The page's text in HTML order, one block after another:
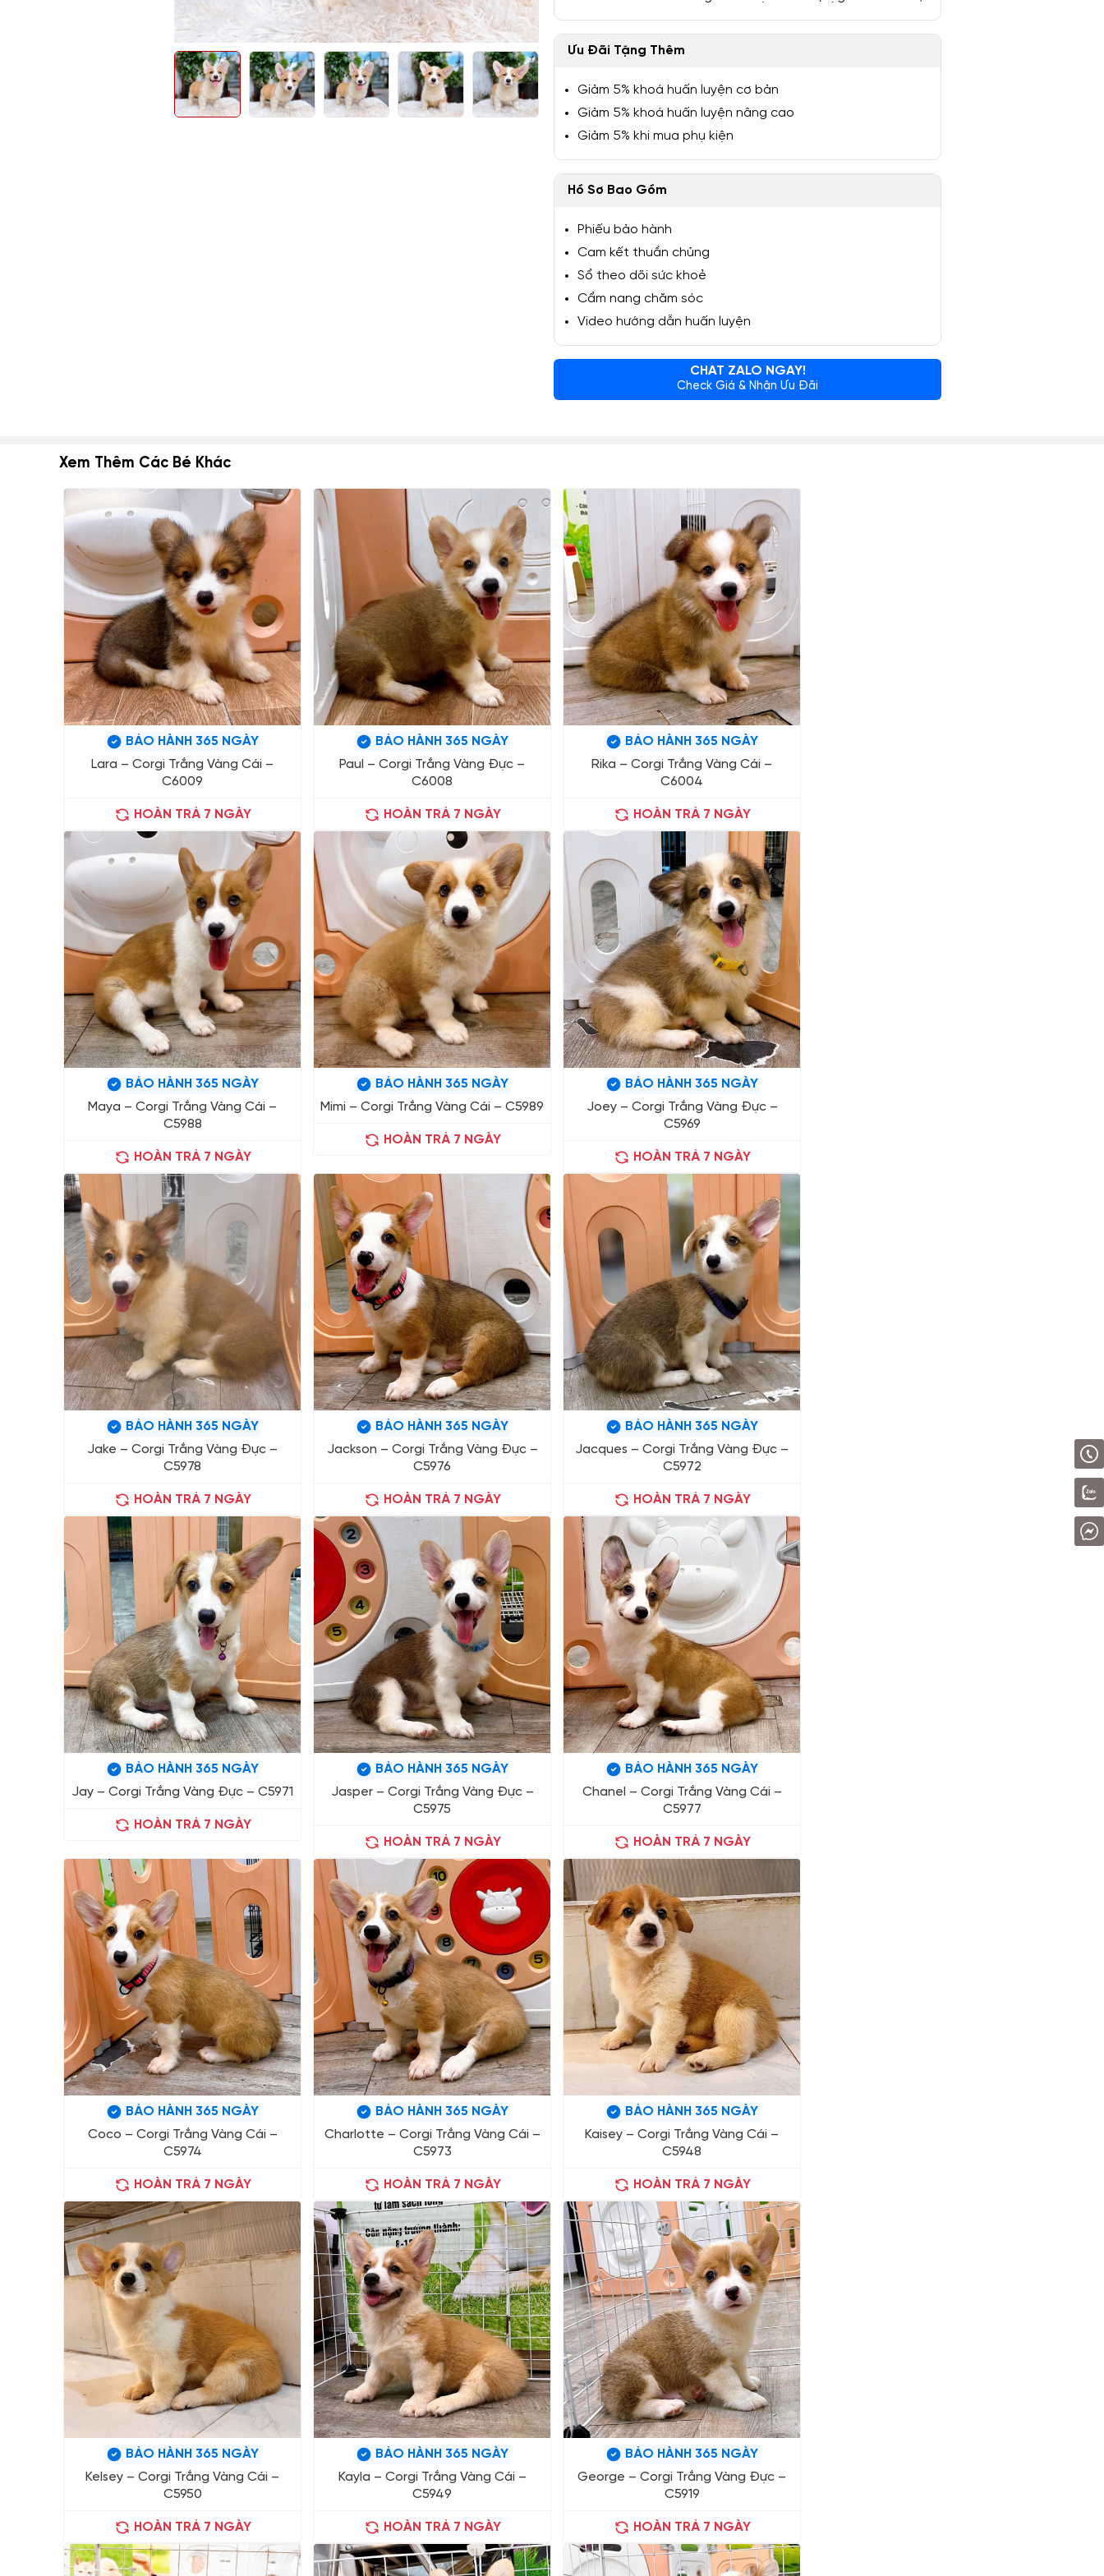
1/5
Ưu Đãi Tặng Thêm
Giảm 5% khoá huấn luyện cơ bản
Giảm 5% khoá huấn luyện nâng cao
Giảm 5% khi mua phụ kiện
Hồ Sơ Bao Gồm
Phiếu bảo hành
Cam kết thuần chủng
Sổ theo dõi sức khoẻ
Cẩm nang chăm sóc
Video hướng dẫn huấn luyện
CHAT ZALO NGAY!
Check Giá & Nhận Ưu Đãi
Xem Thêm Các Bé Khác
BẢO HÀNH 365 NGÀY
Lara – Corgi Trắng Vàng Cái –
C6009
HOÀN TRẢ 7 NGÀY
BẢO HÀNH 365 NGÀY
Paul – Corgi Trắng Vàng Đực –
C6008
HOÀN TRẢ 7 NGÀY
BẢO HÀNH 365 NGÀY
Rika – Corgi Trắng Vàng Cái –
C6004
HOÀN TRẢ 7 NGÀY
BẢO HÀNH 365 NGÀY
Maya – Corgi Trắng Vàng Cái –
C5988
HOÀN TRẢ 7 NGÀY
BẢO HÀNH 365 NGÀY
Mimi – Corgi Trắng Vàng Cái – C5989
HOÀN TRẢ 7 NGÀY
BẢO HÀNH 365 NGÀY
Joey – Corgi Trắng Vàng Đực –
C5969
HOÀN TRẢ 7 NGÀY
BẢO HÀNH 365 NGÀY
Jake – Corgi Trắng Vàng Đực –
C5978
HOÀN TRẢ 7 NGÀY
BẢO HÀNH 365 NGÀY
Jackson – Corgi Trắng Vàng Đực –
C5976
HOÀN TRẢ 7 NGÀY
BẢO HÀNH 365 NGÀY
Jacques – Corgi Trắng Vàng Đực –
C5972
HOÀN TRẢ 7 NGÀY
BẢO HÀNH 365 NGÀY
Jay – Corgi Trắng Vàng Đực – C5971
HOÀN TRẢ 7 NGÀY
BẢO HÀNH 365 NGÀY
Jasper – Corgi Trắng Vàng Đực –
C5975
HOÀN TRẢ 7 NGÀY
BẢO HÀNH 365 NGÀY
Chanel – Corgi Trắng Vàng Cái –
C5977
HOÀN TRẢ 7 NGÀY
BẢO HÀNH 365 NGÀY
Coco – Corgi Trắng Vàng Cái –
C5974
HOÀN TRẢ 7 NGÀY
BẢO HÀNH 365 NGÀY
Charlotte – Corgi Trắng Vàng Cái –
C5973
HOÀN TRẢ 7 NGÀY
BẢO HÀNH 365 NGÀY
Kaisey – Corgi Trắng Vàng Cái –
C5948
HOÀN TRẢ 7 NGÀY
BẢO HÀNH 365 NGÀY
Kelsey – Corgi Trắng Vàng Cái –
C5950
HOÀN TRẢ 7 NGÀY
BẢO HÀNH 365 NGÀY
Kayla – Corgi Trắng Vàng Cái –
C5949
HOÀN TRẢ 7 NGÀY
BẢO HÀNH 365 NGÀY
George – Corgi Trắng Vàng Đực –
C5919
HOÀN TRẢ 7 NGÀY